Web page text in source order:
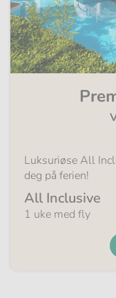
Luksuriøse All
deg på ferien!
All Inclusive
1 uke med fly